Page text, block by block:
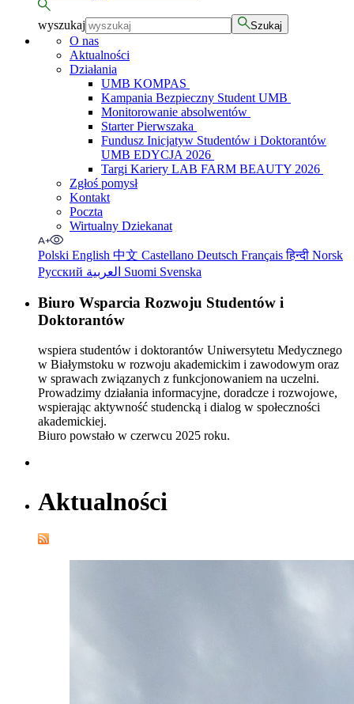
wyszukaj Szukaj
O nas
Aktualności
Działania
UMB KOMPAS
Kampania Bezpieczny Student UMB
Monitorowanie absolwentów
Starter Pierwszaka
Fundusz Inicjatyw Studentów i Doktorantów
UMB EDYCJA 2026
Targi Kariery LAB FARM BEAUTY 2026
Zgłoś pomysł
Kontakt
Poczta
Wirtualny Dziekanat
Polski English 中文 Castellano Deutsch Françaisहिन्दी Norsk
Русский
Suomi Svenska
Biuro Wsparcia Rozwoju Studentów i
Doktorantów
wspiera studentów i doktorantów Uniwersytetu Medycznego
w Białymstoku w rozwoju akademickim i zawodowym oraz
w sprawach związanych z funkcjonowaniem na uczelni.
Prowadzimy działania informacyjne, doradcze i rozwojowe,
wspierając aktywność studencką i dialog w społeczności
akademickiej.
Biuro powstało w czerwcu 2025 roku.
Aktualności